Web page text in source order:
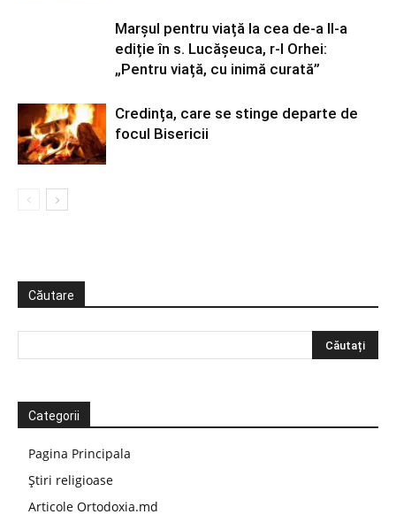
Marșul pentru viață la cea de-a II-a
ediție în s. Lucășeuca, r-l Orhei:
„Pentru viață, cu inimă curată”
Credința, care se stinge departe de
focul Bisericii
Căutare
Categorii
Pagina Principala
Știri religioase
Articole Ortodoxia.md